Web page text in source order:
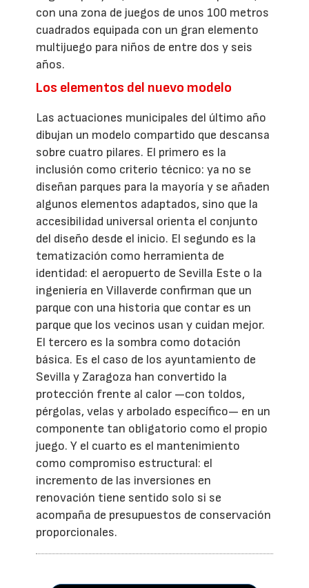
con una zona de juegos de unos 100 metros
cuadrados equipada con un gran elemento
multijuego para niños de entre dos y seis
años.
Los elementos del nuevo modelo
Las actuaciones municipales del último año
dibujan un modelo compartido que descansa
sobre cuatro pilares. El primero es la
inclusión como criterio técnico: ya no se
diseñan parques para la mayoría y se añaden
algunos elementos adaptados, sino que la
accesibilidad universal orienta el conjunto
del diseño desde el inicio. El segundo es la
tematización como herramienta de
identidad: el aeropuerto de Sevilla Este o la
ingeniería en Villaverde confirman que un
parque con una historia que contar es un
parque que los vecinos usan y cuidan mejor.
El tercero es la sombra como dotación
básica. Es el caso de los ayuntamiento de
Sevilla y Zaragoza han convertido la
protección frente al calor —con toldos,
pérgolas, velas y arbolado específico— en un
componente tan obligatorio como el propio
juego. Y el cuarto es el mantenimiento
como compromiso estructural: el
incremento de las inversiones en
renovación tiene sentido solo si se
acompaña de presupuestos de conservación
proporcionales.